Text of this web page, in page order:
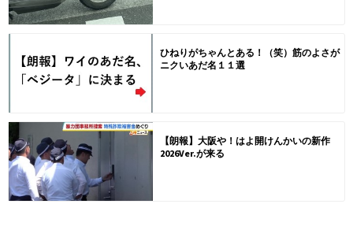
ひねりがちゃんとある！（笑）筋のよさが
ニクいあだ名１１選
【朗報】大阪や！はよ開けんかいの新作
2026Ver.が来る